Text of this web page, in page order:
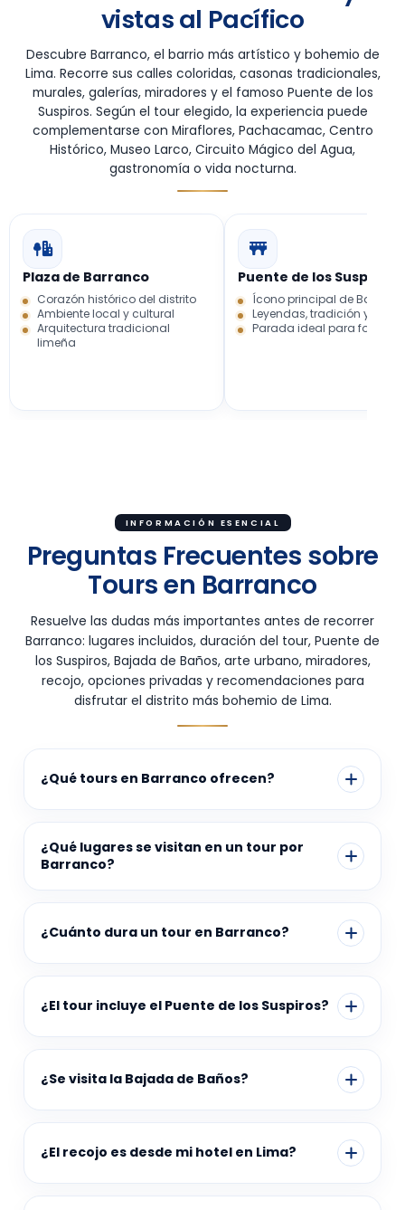
vistas al Pacífico
Descubre Barranco, el barrio más artístico y bohemio de
Lima. Recorre sus calles coloridas, casonas tradicionales,
murales, galerías, miradores y el famoso Puente de los
Suspiros. Según el tour elegido, la experiencia puede
complementarse con Miraflores, Pachacamac, Centro
Histórico, Museo Larco, Circuito Mágico del Agua,
gastronomía o vida nocturna.
Plaza de Barranco
Corazón histórico del distrito
Ambiente local y cultural
Arquitectura tradicional
limeña
Puente de los Suspiros
Ícono principal de
Leyendas, tradición y
Parada ideal para
INFORMACIÓN ESENCIAL
Preguntas Frecuentes sobre
Tours en Barranco
Resuelve las dudas más importantes antes de recorrer
Barranco: lugares incluidos, duración del tour, Puente de
los Suspiros, Bajada de Baños, arte urbano, miradores,
recojo, opciones privadas y recomendaciones para
disfrutar el distrito más bohemio de Lima.
¿Qué tours en Barranco ofrecen?
¿Qué lugares se visitan en un tour por
Barranco?
¿Cuánto dura un tour en Barranco?
¿El tour incluye el Puente de los Suspiros?
¿Se visita la Bajada de Baños?
¿El recojo es desde mi hotel en Lima?